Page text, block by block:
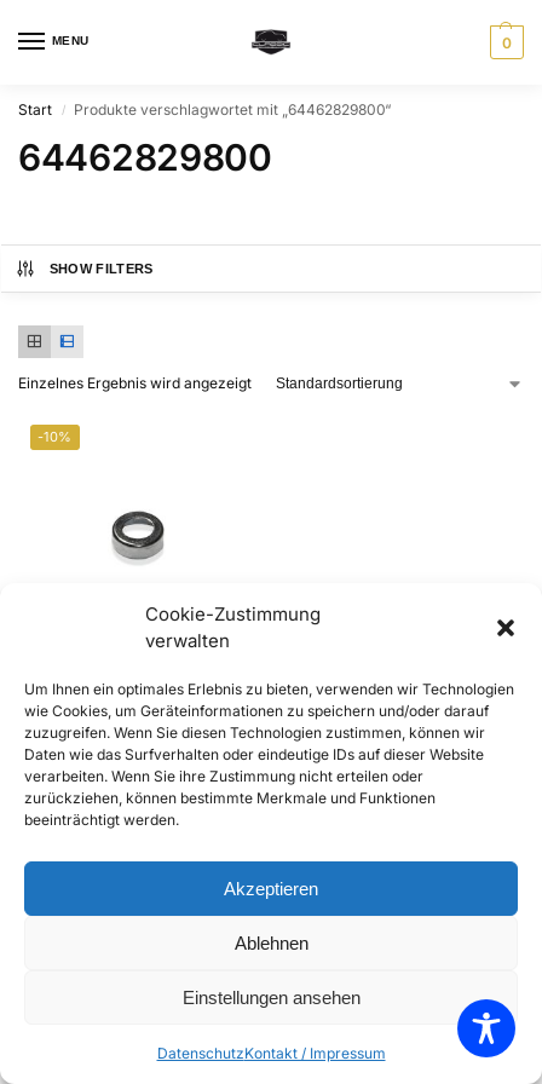
Cookie-Zustimmung
verwalten
Um Ihnen ein optimales Erlebnis zu bieten, verwenden wir Technologien
wie Cookies, um Geräteinformationen zu speichern und/oder darauf
zuzugreifen. Wenn Sie diesen Technologien zustimmen, können wir
Daten wie das Surfverhalten oder eindeutige IDs auf dieser Website
verarbeiten. Wenn Sie ihre Zustimmung nicht erteilen oder
zurückziehen, können bestimmte Merkmale und Funktionen
beeinträchtigt werden.
Akzeptieren
Ablehnen
Einstellungen ansehen
DatenschutzKontakt / Impressum
MENU 0
Start / Produkte verschlagwortet mit „64462829800“
64462829800
SHOW FILTERS
Einzelnes Ergebnis wird angezeigt
-10%
356, A und BT5 Endkappe für
Wischerwelle
€7,90 –€17,90 inkl. Mwst
Enthält 20% Mwst
zzgl.Versand
Lieferzeit: Sofort lieferbar
Ausführung wählen
Einzelnes Ergebnis wird angezeigt